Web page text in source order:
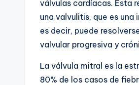
válvulas cardíacas. Esta
una valvulitis, que es
es decir, puede
valvular progresiva y
La válvula mitral es la
80% de los casos de